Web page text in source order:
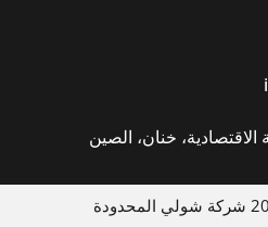
خنان، الصين